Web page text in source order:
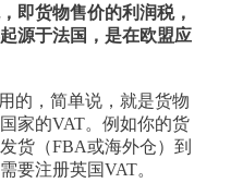
即货物售价的利润税，
源于法国，是在欧盟应
的，简单说，就是货物
家的VAT。例如你的货
货（FBA或海外仓）到
要注册英国VAT。